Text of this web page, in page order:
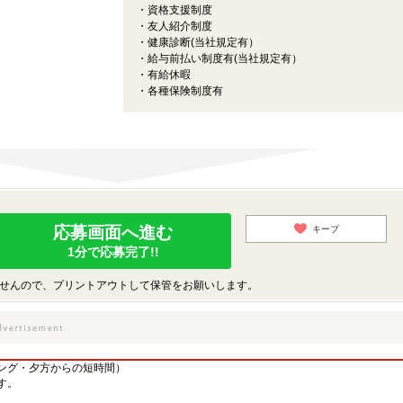
・資格支援制度
・友人紹介制度
・健康診断(当社規定有）
・給与前払い制度有(当社規定有）
・有給休暇
・各種保険制度有
応募画面へ進む
1分で応募完了!!
キープ
ので、プリントアウトして保管をお願いします。
・夕方からの短時間）